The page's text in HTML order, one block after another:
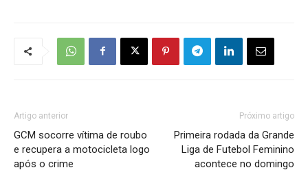
Artigo anterior
GCM socorre vítima de roubo
e recupera a motocicleta logo
após o crime
Próximo artigo
Primeira rodada da Grande
Liga de Futebol Feminino
acontece no domingo